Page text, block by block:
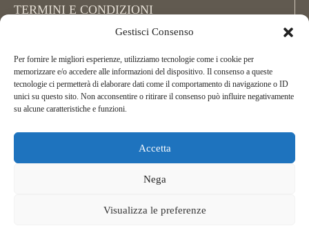
Gestisci Consenso
Per fornire le migliori esperienze, utilizziamo tecnologie come i cookie per
memorizzare e/o accedere alle informazioni del dispositivo. Il consenso a queste
tecnologie ci permetterà di elaborare dati come il comportamento di navigazione o ID
unici su questo sito. Non acconsentire o ritirare il consenso può influire negativamente
su alcune caratteristiche e funzioni.
Accetta
Nega
Visualizza le preferenze
TERMINI E CONDIZIONI
Copyright La Via di Mezzo, All Rights Reserved.